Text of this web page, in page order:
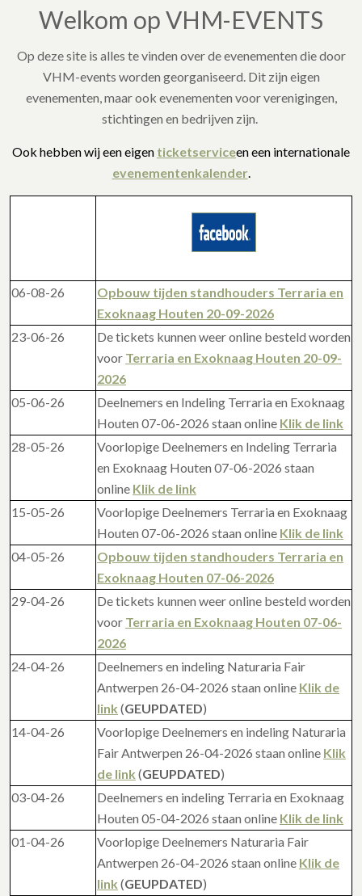
Welkom op VHM-EVENTS
Op deze site is alles te vinden over de evenementen die door
VHM-events worden georganiseerd. Dit zijn eigen
evenementen, maar ook evenementen voor verenigingen,
stichtingen en bedrijven zijn.
Ook hebben wij een eigen ticketserviceen een internationale
evenementenkalender
06-08-26
Opbouw tijden standhouders Terraria en
Exoknaag Houten 20-09-2026
23-06-26
De tickets kunnen weer online besteld worden
voor Terraria en Exoknaag Houten 20-09-
2026
05-06-26
Deelnemers en Indeling Terraria en Exoknaag
Houten 07-06-2026 staan online Klik de link
28-05-26
Voorlopige Deelnemers en Indeling Terraria
en Exoknaag Houten 07-06-2026 staan
online Klik de link
15-05-26
Voorlopige Deelnemers Terraria en Exoknaag
Houten 07-06-2026 staan online Klik de link
04-05-26
Opbouw tijden standhouders Terraria en
Exoknaag Houten 07-06-2026
29-04-26
De tickets kunnen weer online besteld worden
voor Terraria en Exoknaag Houten 07-06-
2026
24-04-26
Deelnemers en indeling Naturaria Fair
Antwerpen 26-04-2026 staan online Klik de
link (GEUPDATED)
14-04-26
Voorlopige Deelnemers en indeling Naturaria
Fair Antwerpen 26-04-2026 staan online Klik
de link (GEUPDATED)
03-04-26
Deelnemers en indeling Terraria en Exoknaag
Houten 05-04-2026 staan online Klik de link
01-04-26
Voorlopige Deelnemers Naturaria Fair
Antwerpen 26-04-2026 staan online Klik de
link (GEUPDATED)